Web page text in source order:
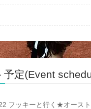
予定(Event
フッキーと行く★オース